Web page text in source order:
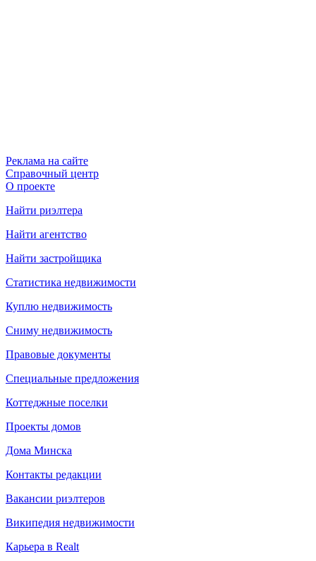
Реклама на сайте
Справочный центр
О проекте
Найти риэлтера
Найти агентство
Найти застройщика
Статистика недвижимости
Куплю недвижимость
Сниму недвижимость
Правовые документы
Специальные предложения
Коттеджные поселки
Проекты домов
Дома Минска
Контакты редакции
Вакансии риэлтеров
Википедия недвижимости
Карьера в Realt